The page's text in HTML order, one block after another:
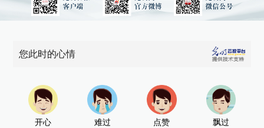
您此时的心情
开心 难过 点赞 飘过